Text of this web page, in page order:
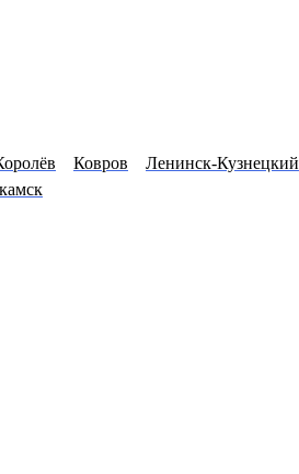
Ковров Ленинск-Кузнецкий